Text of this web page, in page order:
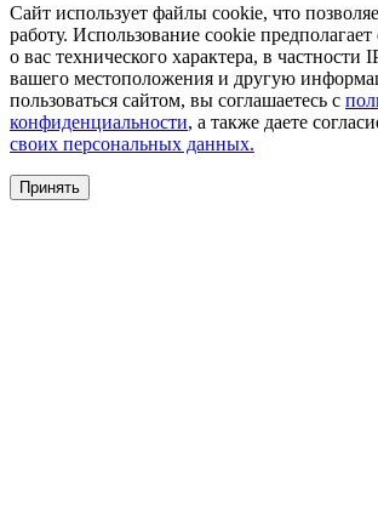
Сайт использует файлы cookie, что
работу. Использование cookie
о вас технического характера, в частности
вашего местоположения и другую
пользоваться сайтом, вы соглашаетесь с
конфиденциальности, а также даете
своих персональных данных.
Принять